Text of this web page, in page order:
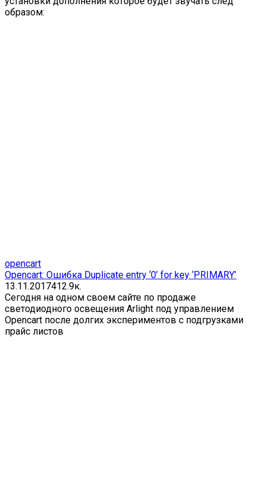
образом:
opencart
Opencart: Ошибка Duplicate entry ‘0’ for key ‘PRIMARY’
13.11.2017412.9к.
Сегодня на одном своем сайте по продаже
светодиодного освещения Arlight под управлением
Opencart после долгих экспериментов с подгрузками
прайс листов